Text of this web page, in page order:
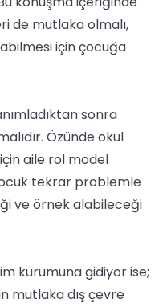
de mutlaka olmalı,
için çocuğa
sonra
Özünde okul
aile rol model
tekrar problemle
ve örnek alabileceği
kurumuna gidiyor ise;
mutlaka dış çevre